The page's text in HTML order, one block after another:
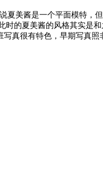
夏美酱是一个平面模特，
时的夏美酱的风格其实是
真很有特色，早期写真照